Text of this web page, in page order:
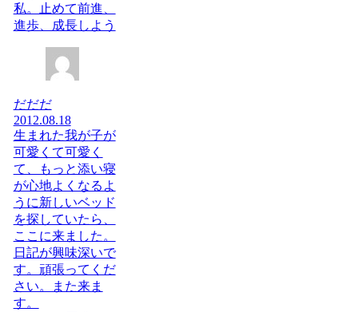
私。止めて前進、
進歩、成長しよう
だだだ
2012.08.18
生まれた我が子が
可愛くて可愛く
て、もっと添い寝
が心地よくなるよ
うに新しいベッド
を探していたら、
ここに来ました。
日記が興味深いで
す。頑張ってくだ
さい。また来ま
す。